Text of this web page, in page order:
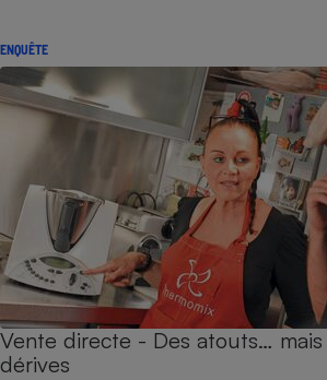
ENQUÊTE
Vente directe - Des atouts… mais
dérives